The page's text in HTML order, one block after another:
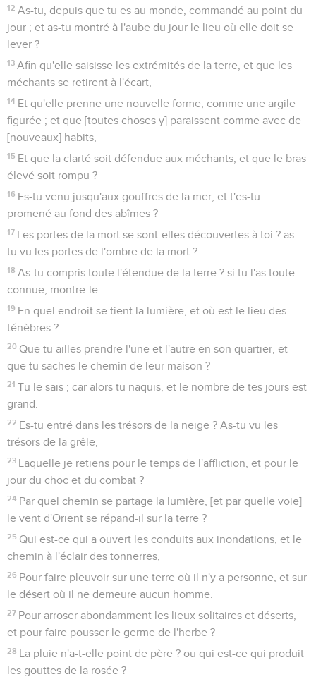
12 As-tu, depuis que tu es au monde, commandé au point du
jour ; et as-tu montré à l'aube du jour le lieu où elle doit se
lever ?
13 Afin qu'elle saisisse les extrémités de la terre, et que les
méchants se retirent à l'écart,
14 Et qu'elle prenne une nouvelle forme, comme une argile
figurée ; et que [toutes choses y] paraissent comme avec de
[nouveaux] habits,
15 Et que la clarté soit défendue aux méchants, et que le bras
élevé soit rompu ?
16 Es-tu venu jusqu'aux gouffres de la mer, et t'es-tu
promené au fond des abîmes ?
17 Les portes de la mort se sont-elles découvertes à toi ? as-
tu vu les portes de l'ombre de la mort ?
18 As-tu compris toute l'étendue de la terre ? si tu l'as toute
connue, montre-le.
19 En quel endroit se tient la lumière, et où est le lieu des
ténèbres ?
20 Que tu ailles prendre l'une et l'autre en son quartier, et
que tu saches le chemin de leur maison ?
21 Tu le sais ; car alors tu naquis, et le nombre de tes jours est
grand.
22 Es-tu entré dans les trésors de la neige ? As-tu vu les
trésors de la grêle,
23 Laquelle je retiens pour le temps de l'affliction, et pour le
jour du choc et du combat ?
24 Par quel chemin se partage la lumière, [et par quelle voie]
le vent d'Orient se répand-il sur la terre ?
25 Qui est-ce qui a ouvert les conduits aux inondations, et le
chemin à l'éclair des tonnerres,
26 Pour faire pleuvoir sur une terre où il n'y a personne, et sur
le désert où il ne demeure aucun homme.
27 Pour arroser abondamment les lieux solitaires et déserts,
et pour faire pousser le germe de l'herbe ?
28 La pluie n'a-t-elle point de père ? ou qui est-ce qui produit
les gouttes de la rosée ?